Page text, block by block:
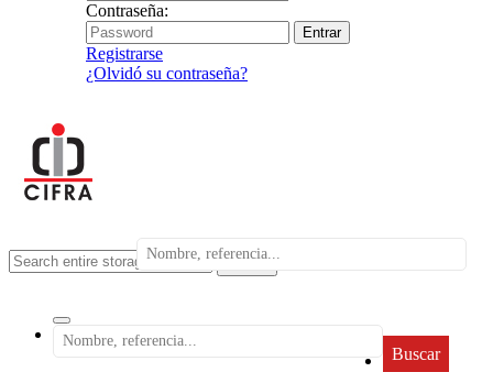
Contraseña:
Registrarse
¿Olvidó su contraseña?
search
Buscar